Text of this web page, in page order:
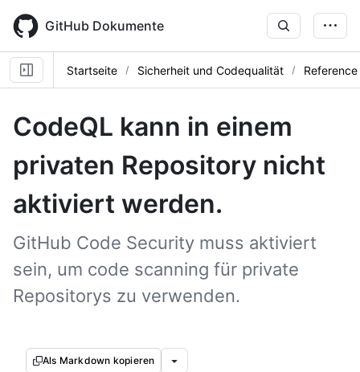
main
content
GitHub Dokumente
Startseite Sicherheit und Codequalität Reference
CodeQL kann in einem
privaten Repository nicht
aktiviert werden.
GitHub Code Security muss aktiviert
sein, um code scanning für private
Repositorys zu verwenden.
Als Markdown kopieren